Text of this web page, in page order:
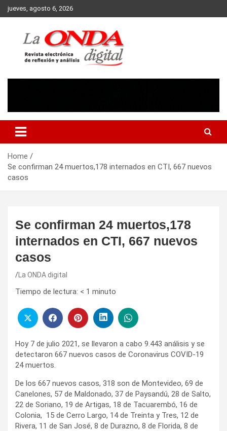
Skip
to
jueves, agosto 6, 2026
Home
Se confirman 24 muertos,178 internados en CTI, 667 nuevos
casos
Se confirman 24 muertos,178
internados en CTI, 667 nuevos
casos
La ONDA digital
Tiempo de lectura: < 1 minuto
Hoy 7 de julio 2021, se llevaron a cabo 9.443 análisis y se
detectaron 667 nuevos casos de Coronavirus COVID-19
24 muertos.
De los 667 nuevos casos, 318 son de Montevideo, 69 de
Canelones, 57 de Maldonado, 37 de Paysandú, 28 de Salto,
22 de Soriano, 19 de Artigas, 18 de Tacuarembó, 16 de
Colonia, 15 de Cerro Largo, 14 de Treinta y Tres, 12 de
Rivera, 11 de San José, 8 de Durazno, 8 de Florida, 8 de